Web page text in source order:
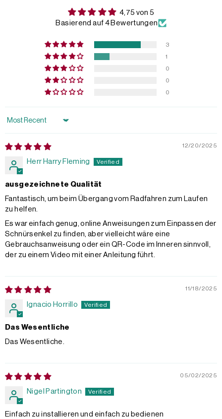
4,75 von 5
Basierend auf 4 Bewertungen
3
1
0
0
0
Sort by
12/20/2025
Herr Harry Fleming
ausgezeichnete Qualität
Fantastisch, um beim Übergang vom Radfahren zum Laufen
zu helfen.
Es war einfach genug, online Anweisungen zum Einpassen der
Schnürsenkel zu finden, aber vielleicht wäre eine
Gebrauchsanweisung oder ein QR-Code im Inneren sinnvoll,
der zu einem Video mit einer Anleitung führt.
11/18/2025
Ignacio Horrillo
Das Wesentliche
Das Wesentliche.
05/02/2025
Nigel Partington
Einfach zu installieren und einfach zu bedienen